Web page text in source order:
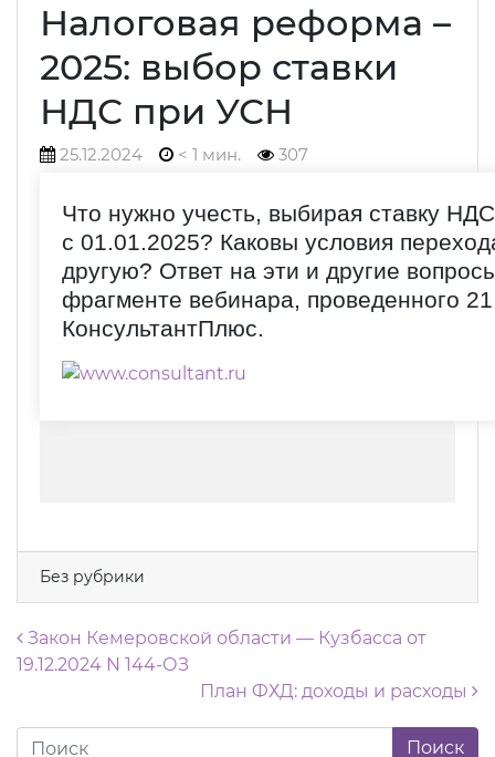
Налоговая реформа –
2025: выбор ставки
НДС при УСН
25.12.2024 < 1 мин. 307
Что нужно учесть, выбирая ставку
с 01.01.2025? Каковы условия
другую? Ответ на эти и другие
фрагменте вебинара, проведенного
КонсультантПлюс.
Без рубрики
Навигация по записям
Закон Кемеровской области — Кузбасса от
19.12.2024 N 144-ОЗ
План ФХД: доходы и расходы